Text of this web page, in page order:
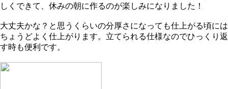
しくできて、休みの朝に作るのが楽しみになりました！
大丈夫かな？と思うくらいの分厚さになっても仕上がる頃には
ちょうどよく仕上がります。立てられる仕様なのでひっくり返
す時も便利です。